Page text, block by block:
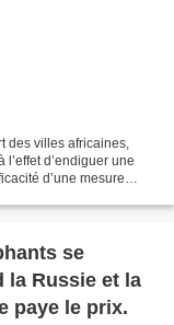
des villes africaines,
d’endiguer une
d’une mesure
se
la Russie et la
France se battent la Centrafrique paye le prix.